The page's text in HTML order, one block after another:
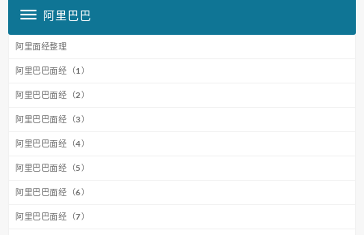
阿里巴巴
阿里面经整理
阿里巴巴面经（1）
阿里巴巴面经（2）
阿里巴巴面经（3）
阿里巴巴面经（4）
阿里巴巴面经（5）
阿里巴巴面经（6）
阿里巴巴面经（7）